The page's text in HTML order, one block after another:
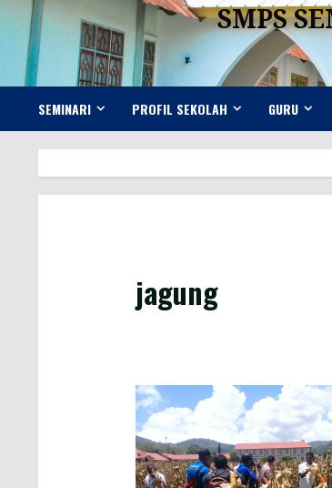
SMPS
SEMINARI PROFIL SEKOLAH GURU
jagung